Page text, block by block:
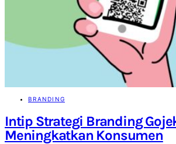
BRANDING
Intip Strategi Branding
Meningkatkan Konsumen